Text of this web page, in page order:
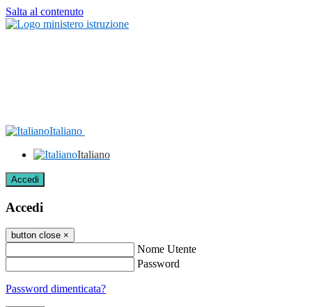
Salta al contenuto
Italiano
Italiano
Accedi
Accedi
button close ×
Nome Utente
Password
Password dimenticata?